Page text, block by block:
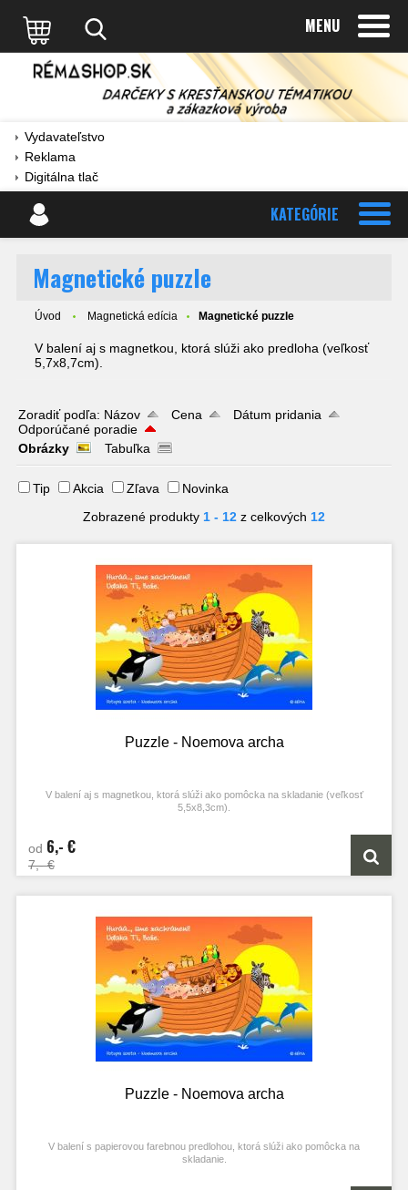
MENU
Vydavateľstvo
Reklama
Digitálna tlač
KATEGÓRIE
Magnetické puzzle
Úvod Magnetická edícia Magnetické puzzle
V balení aj s magnetkou, ktorá slúži ako predloha (veľkosť
5,7x8,7cm).
Zoradiť podľa: Názov Cena
Dátum pridania
Odporúčané poradie
Obrázky
Tabuľka
Tip Akcia Zľava
Novinka
Zobrazené produkty 1 - 12 z celkových 12
Puzzle - Noemova archa
V balení aj s magnetkou, ktorá slúži ako pomôcka na skladanie (veľkosť
5,5x8,3cm).
od 6,- €
7,- €
Puzzle - Noemova archa
V balení s papierovou farebnou predlohou, ktorá slúži ako pomôcka na
skladanie.